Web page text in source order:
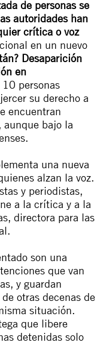
de personas se
autoridades han
crítica o voz
en un nuevo
Desaparición
en
personas
su derecho a
encuentran
aunque bajo la
una nueva
alzan la voz.
y periodistas,
a la crítica y a la
directora para las
son una
que van
y guardan
otras decenas de
situación.
que libere
detenidas solo